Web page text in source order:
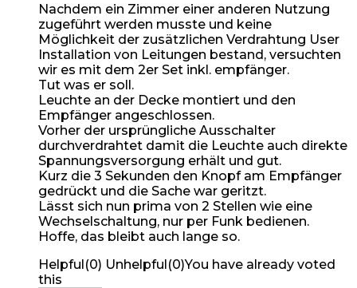
Nachdem ein Zimmer einer anderen Nutzung
zugeführt werden musste und keine
Möglichkeit der zusätzlichen Verdrahtung User
Installation von Leitungen bestand, versuchten
wir es mit dem 2er Set inkl. empfänger.
Tut was er soll.
Leuchte an der Decke montiert und den
Empfänger angeschlossen.
Vorher der ursprüngliche Ausschalter
durchverdrahtet damit die Leuchte auch direkte
Spannungsversorgung erhält und gut.
Kurz die 3 Sekunden den Knopf am Empfänger
gedrückt und die Sache war geritzt.
Lässt sich nun prima von 2 Stellen wie eine
Wechselschaltung, nur per Funk bedienen.
Hoffe, das bleibt auch lange so.
Helpful(0) Unhelpful(0)You have already voted
this